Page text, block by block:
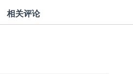
相关评论